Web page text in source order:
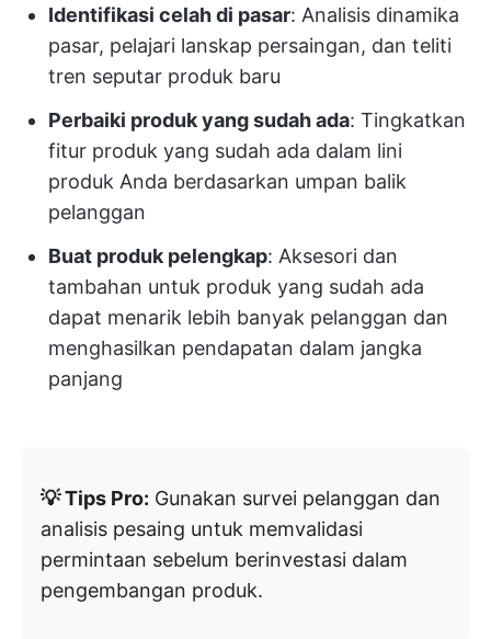
Identifikasi celah di pasar: Analisis dinamika
pasar, pelajari lanskap persaingan, dan teliti
tren seputar produk baru
Perbaiki produk yang sudah ada: Tingkatkan
fitur produk yang sudah ada dalam lini
produk Anda berdasarkan umpan balik
pelanggan
Buat produk pelengkap: Aksesori dan
tambahan untuk produk yang sudah ada
dapat menarik lebih banyak pelanggan dan
menghasilkan pendapatan dalam jangka
panjang
💡 Tips Pro: Gunakan survei pelanggan dan
analisis pesaing untuk memvalidasi
permintaan sebelum berinvestasi dalam
pengembangan produk.